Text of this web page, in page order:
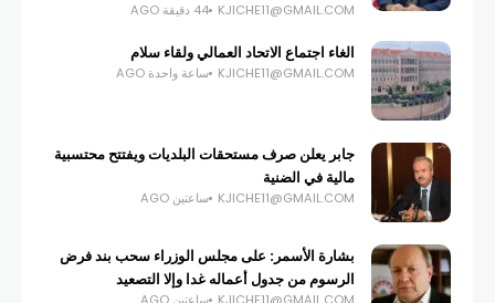
KJICHE11@GMAIL.COM 44 دقيقة AGO
الغاء اجتماع الاتحاد العمالي ولقاء سلام
KJICHE11@GMAIL.COM ساعة واحدة AGO
جابر يعلن صرف مستحقات البلديات ويفتتح محتسبية
مالية في الضنية
KJICHE11@GMAIL.COM ساعتين AGO
بشارة الأسمر: على مجلس الوزراء سحب بند فرض
الرسوم من جدول أعماله غدا وإلا التصعيد